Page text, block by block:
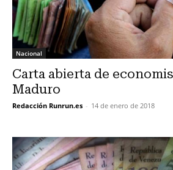
Nacional
Carta abierta de
Maduro
Redacción Runrun.es - 14 de enero de 2018